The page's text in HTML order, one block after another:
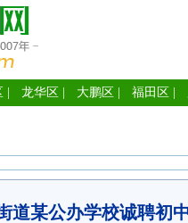
龙华区 大鹏区 福田区
道某公办学校诚聘初